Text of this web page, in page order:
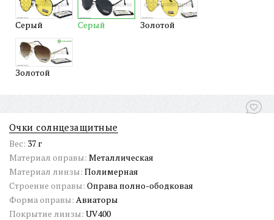
Серый Серый Золотой
Золотой
Очки солнцезащитные
Вес: 37 г
Материал оправы: Металлическая
Материал линзы: Полимерная
Строение оправы: Оправа полно-ободковая
Форма оправы: Авиаторы
Покрытие линзы: UV400